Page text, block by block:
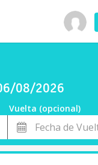
08/2026
Vuelta (opcional)
Fecha
de
Vuelta